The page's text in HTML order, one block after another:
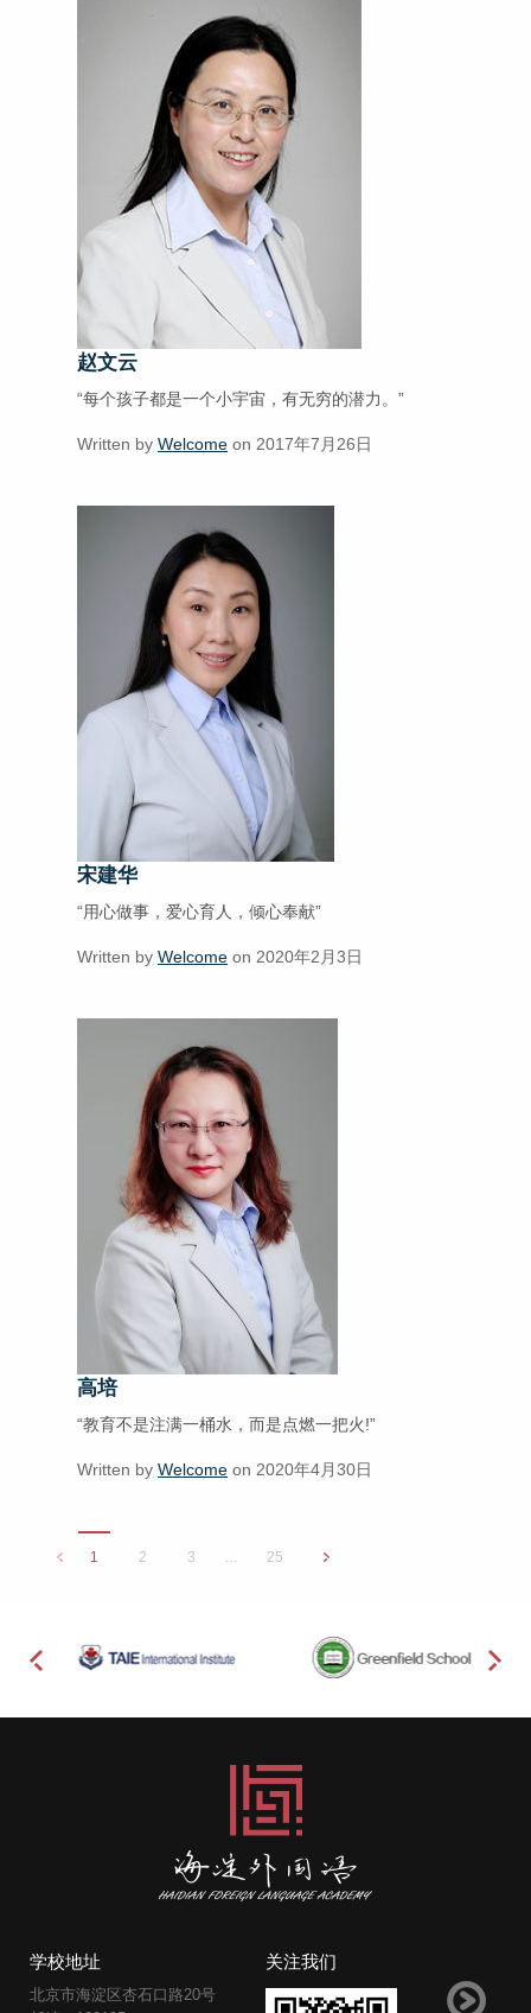
赵文云
“每个孩子都是一个小宇宙，有无穷的潜力。”
Written by Welcome on 2017年7月26日
宋建华
“用心做事，爱心育人，倾心奉献”
Written by Welcome on 2020年2月3日
高培
“教育不是注满一桶水，而是点燃一把火!”
Written by Welcome on 2020年4月30日
1 2 3 … 25
学校地址
北京市海淀区杏石口路20号
关注我们